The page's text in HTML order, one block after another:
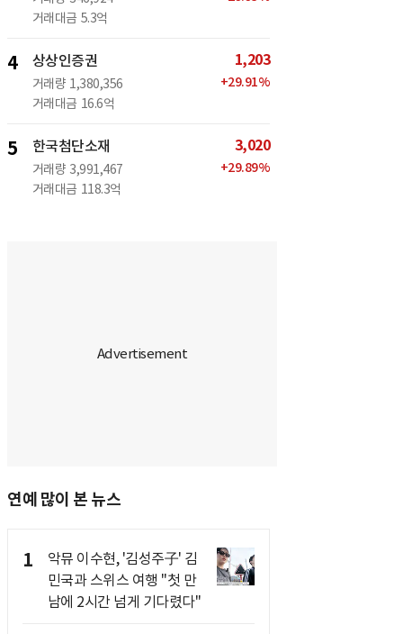
거래대금 5.3억
4 상상인증권
거래량 1,380,356
거래대금 16.6억
1,203
+29.91%
5 한국첨단소재
거래량 3,991,467
거래대금 118.3억
3,020
+29.89%
연예 많이 본 뉴스
1
악뮤 이수현, '김성주子' 김
민국과 스위스 여행 "첫 만
남에 2시간 넘게 기다렸다"